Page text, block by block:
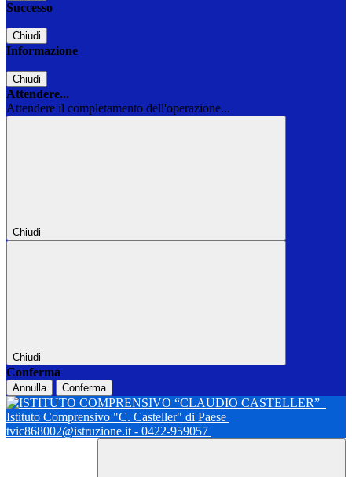
Successo
Chiudi
Informazione
Chiudi
Attendere...
Attendere il completamento dell'operazione...
Chiudi
Chiudi
Conferma
Annulla Conferma
Istituto Comprensivo "C. Casteller" di Paese
tvic868002@istruzione.it - 0422-959057